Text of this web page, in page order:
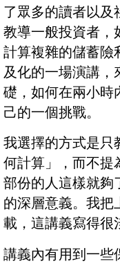
了眾多的讀者以及
教導一般投資者，
計算複雜的儲蓄險
及化的一場演講，
礎，如何在兩小時
己的一個挑戰。
我選擇的方式是只
何計算」，而不提
部份的人這樣就夠
的深層意義。我把
載，這講義寫得很
講義內有用到一些